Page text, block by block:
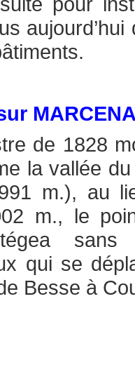
1828
la vallée
m.), au
m., le
sans
qui se
Besse à